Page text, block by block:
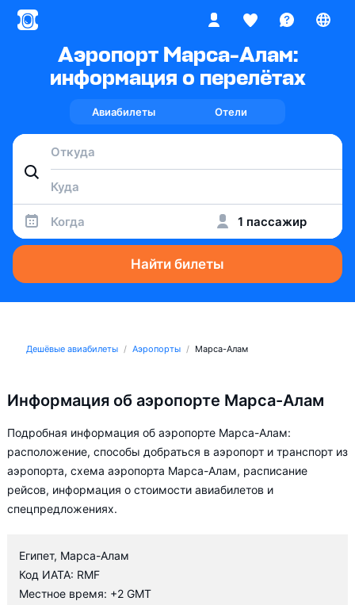
Аэропорт Марса-Алам:
информация о перелётах
Авиабилеты Отели
Когда 1 пассажир
Найти билеты
Дешёвые авиабилеты Аэропорты Марса-Алам
Информация об аэропорте Марса-Алам
Подробная информация об аэропорте Марса-Алам:
расположение, способы добраться в аэропорт и транспорт из
аэропорта, схема аэропорта Марса-Алам, расписание
рейсов, информация о стоимости авиабилетов и
спецпредложениях.
Египет, Марса-Алам
Код ИАТА: RMF
Местное время: +2 GMT